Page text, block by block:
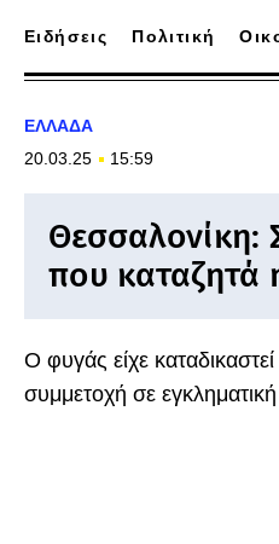
Ειδήσεις Πολιτική
ΕΛΛΑΔΑ
20.03.25
15:59
Θεσσαλονίκη:
που
Ο φυγάς είχε
συμμετοχή σε